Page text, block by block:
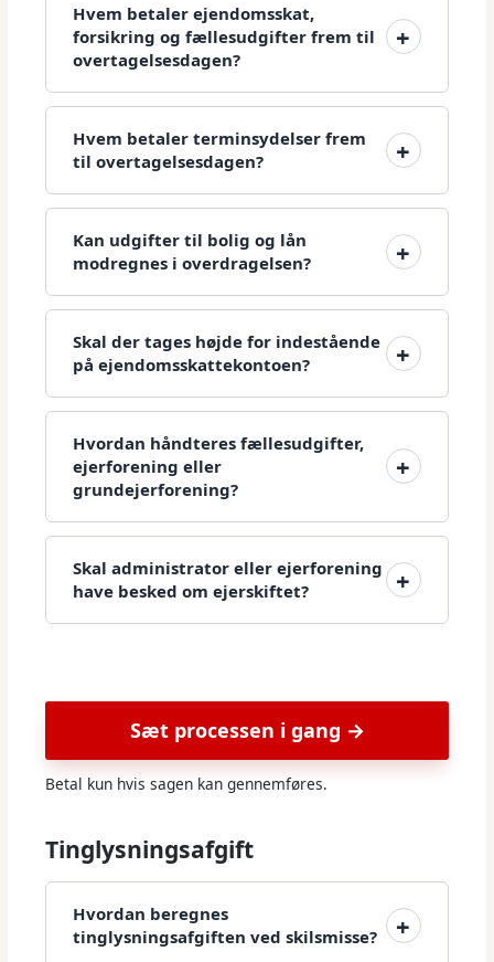
Hvem betaler ejendomsskat,
forsikring og fællesudgifter frem til
overtagelsesdagen?
Hvem betaler terminsydelser frem
til overtagelsesdagen?
Kan udgifter til bolig og lån
modregnes i overdragelsen?
Skal der tages højde for indestående
på ejendomsskattekontoen?
Hvordan håndteres fællesudgifter,
ejerforening eller
grundejerforening?
Skal administrator eller ejerforening
have besked om ejerskiftet?
Sæt processen i gang →
Betal kun hvis sagen kan gennemføres.
Tinglysningsafgift
Hvordan beregnes
tinglysningsafgiften ved skilsmisse?